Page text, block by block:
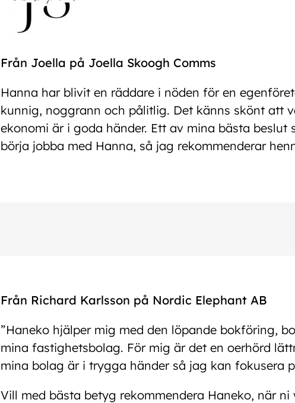
Från Joella på Joella Skoogh Comms
Hanna har blivit en räddare i nöden för en
kunnig, noggrann och pålitlig. Det känns skönt att
ekonomi är i goda händer. Ett av mina bästa beslut
börja jobba med Hanna, så jag rekommenderar
Från Richard Karlsson på Nordic Elephant AB
”Haneko hjälper mig med den löpande bokföring,
mina fastighetsbolag. För mig är det en oerhörd
mina bolag är i trygga händer så jag kan fokusera
Vill med bästa betyg rekommendera Haneko, när